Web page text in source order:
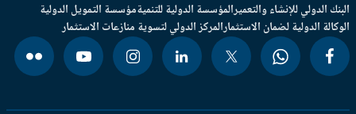
الدولي للإنشاء والتعميرالمؤسسة الدولية للتنميةمؤسسة التمويل الدولية
الدولية لضمان الاستثمارالمركز الدولي لتسوية منازعات الاستثمار